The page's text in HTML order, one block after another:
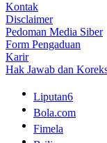
Kontak
Disclaimer
Pedoman Media Siber
Form Pengaduan
Karir
Hak Jawab dan
Liputan6
Bola.com
Fimela